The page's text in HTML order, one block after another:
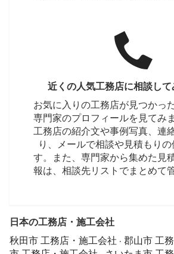
近くの人気工務店に相談して
お気に入りの工務店が見つかっ
専門家のプロフィールを見てみ
工務店の紹介文や事例写真、連
り、メールで相談や見積もり
す。また、専門家から集めた見
報は、相談先リストでまとめて
日本の工務店・施工会社
秋田市 工務店・施工会社 · 郡山市 工